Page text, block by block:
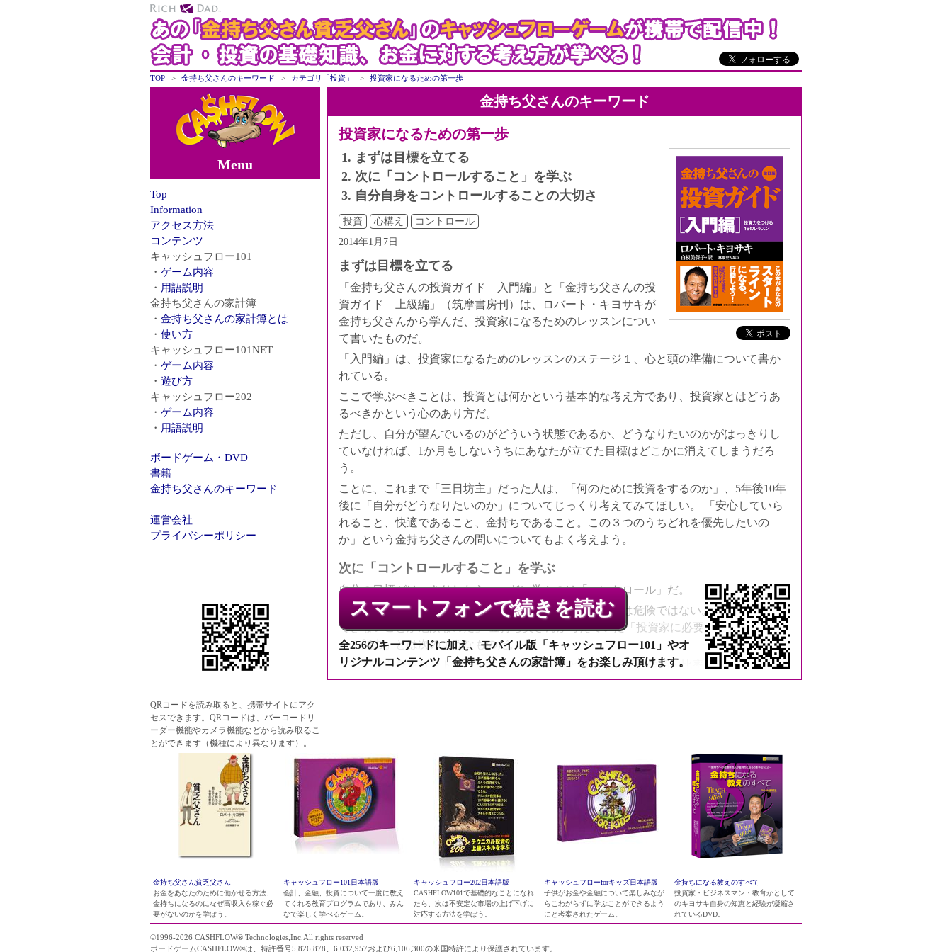
TOP 金持ち父さんのキーワード カテゴリ「投資」 投資家になるための第一歩
金持ち父さんのキーワード
投資家になるための第一歩
まずは目標を立てる
次に「コントロールすること」を学ぶ
自分自身をコントロールすることの大切さ
投資 心構え
コントロール
2014年1月7日
まずは目標を立てる
「金持ち父さんの投資ガイド 入門編」と「金持ち父さんの投
資ガイド 上級編」（筑摩書房刊）は、ロバート・キヨサキが
金持ち父さんから学んだ、投資家になるためのレッスンについ
て書いたものだ。
「入門編」は、投資家になるためのレッスンのステージ１、心と頭の準備について書か
れている。
ここで学ぶべきことは、投資とは何かという基本的な考え方であり、投資家とはどうあ
るべきかという心のあり方だ。
ただし、自分が望んでいるのがどういう状態であるか、どうなりたいのかがはっきりし
ていなければ、1か月もしないうちにあなたが立てた目標はどこかに消えてしまうだろ
う。
ことに、これまで「三日坊主」だった人は、「何のために投資をするのか」、5年後10年
後に「自分がどうなりたいのか」についてじっくり考えてみてほしい。 「安心していら
れること、快適であること、金持ちであること。この３つのうちどれを優先したいの
か」という金持ち父さんの問いについてもよく考えよう。
次に「コントロールすること」を学ぶ
自分の目標がはっきりしたら、つぎに学ぶのは「コントロール」だ。
金持ち父さんはよくこう言っていた。「投資をすることは危険ではない。コントロール
できないことが危険なのだ」 金持ち父さんが考えていた「投資家に必要な十のコントロ
ール能力」とは次のようなものだ。
１．自分自身をコントロールする力 ２．収入と支出、資産と負債の比率をコントロール
する力 ３．投資の管理方法をコントロールする力 ４．税金をコントロールする力 ５．売
スマートフォンで続きを読む
全256のキーワードに加え、モバイル版「キャッシュフロー101」やオ
リジナルコンテンツ「金持ち父さんの家計簿」をお楽しみ頂けます。
Menu
Top
Information
アクセス方法
コンテンツ
キャッシュフロー101
ゲーム内容
用語説明
金持ち父さんの家計簿
金持ち父さんの家計簿とは
使い方
キャッシュフロー101NET
ゲーム内容
遊び方
キャッシュフロー202
ゲーム内容
用語説明
ボードゲーム・DVD
書籍
金持ち父さんのキーワード
運営会社
プライバシーポリシー
QRコードを読み取ると、携帯サイトにアク
セスできます。QRコードは、バーコードリ
ーダー機能やカメラ機能などから読み取るこ
とができます（機種により異なります）。
金持ち父さん貧乏父さん
お金をあなたのために働かせる方法、
金持ちになるのになぜ高収入を稼ぐ必
要がないのかを学ぼう。
キャッシュフロー101日本語版
会計、金融、投資について一度に教え
てくれる教育プログラムであり、みん
なで楽しく学べるゲーム。
キャッシュフロー202日本語版
CASHFLOW101で基礎的なことになれ
たら、次は不安定な市場の上げ下げに
対応する方法を学ぼう。
キャッシュフローforキッズ日本語版
子供がお金や金融について楽しみなが
らこわがらずに学ぶことができるよう
にと考案されたゲーム。
金持ちになる教えのすべて
投資家・ビジネスマン・教育かとして
のキヨサキ自身の知恵と経験が凝縮さ
れているDVD。
©1996-2026 CASHFLOW® Technologies,Inc.All rights reserved
ボードゲームCASHFLOW®は、特許番号5,826,878、6,032,957および6,106,300の米国特許により保護されています。